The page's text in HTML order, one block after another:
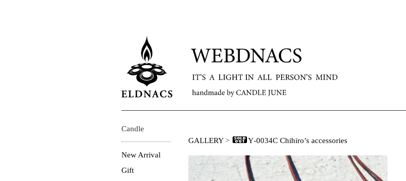
Candle
New Arrival
Gift
GALLERY> Y‐0034C Chihiro’s accessories